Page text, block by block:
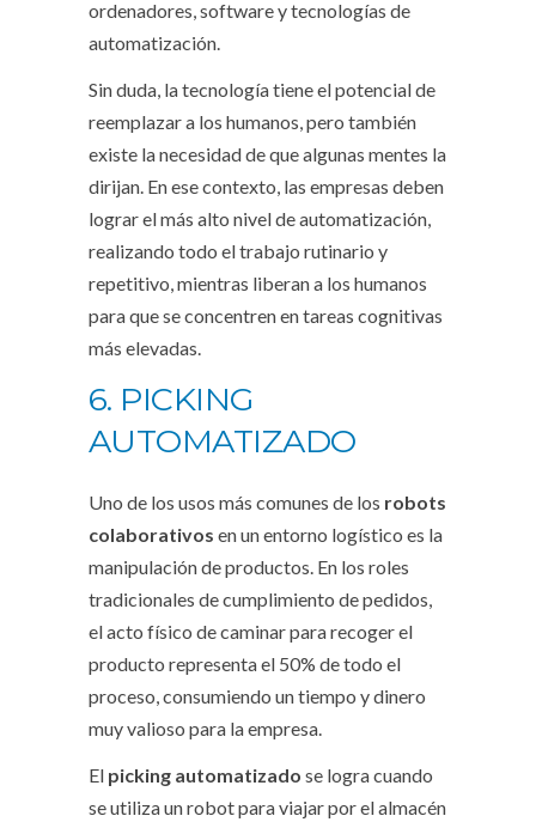
ordenadores, software y tecnologías de
automatización.
Sin duda, la tecnología tiene el potencial de
reemplazar a los humanos, pero también
existe la necesidad de que algunas mentes la
dirijan. En ese contexto, las empresas deben
lograr el más alto nivel de automatización,
realizando todo el trabajo rutinario y
repetitivo, mientras liberan a los humanos
para que se concentren en tareas cognitivas
más elevadas.
6. PICKING
AUTOMATIZADO
Uno de los usos más comunes de los robots
colaborativos en un entorno logístico es la
manipulación de productos. En los roles
tradicionales de cumplimiento de pedidos,
el acto físico de caminar para recoger el
producto representa el 50% de todo el
proceso, consumiendo un tiempo y dinero
muy valioso para la empresa.
El picking automatizado se logra cuando
se utiliza un robot para viajar por el almacén